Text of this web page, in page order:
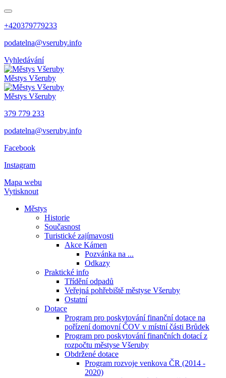
+420379779233
podatelna@vseruby.info
Vyhledávání
Městys Všeruby
Městys Všeruby
379 779 233
podatelna@vseruby.info
Facebook
Instagram
Mapa webu
Vytisknout
Městys
Historie
Současnost
Turistické zajímavosti
Akce Kámen
Pozvánka na ...
Odkazy
Praktické info
Třídění odpadů
Veřejná pohřebiště městyse Všeruby
Ostatní
Dotace
Program pro poskytování finanční dotace na
pořízení domovní ČOV v místní části Brůdek
Program pro poskytování finančních dotací z
rozpočtu městyse Všeruby
Obdržené dotace
Program rozvoje venkova ČR (2014 -
2020)